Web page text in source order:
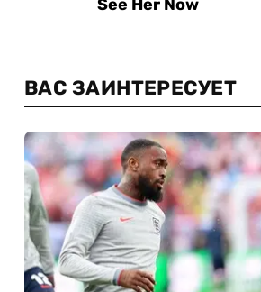
ВАС ЗАИНТЕРЕСУЕТ